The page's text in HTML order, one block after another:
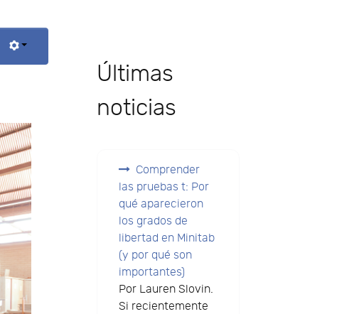
Últimas
noticias
Comprender
las pruebas t: Por
qué aparecieron
los grados de
libertad en Minitab
(y por qué son
importantes)
Por Lauren Slovin.
Si recientemente